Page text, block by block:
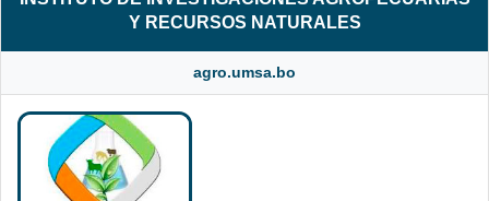
Y RECURSOS NATURALES
agro.umsa.bo